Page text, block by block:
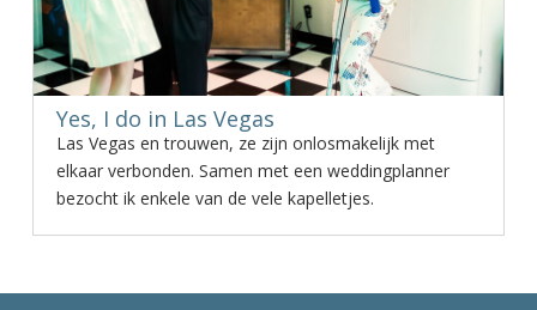
Yes, I do in Las Vegas
Las Vegas en trouwen, ze zijn onlosmakelijk met
elkaar verbonden. Samen met een weddingplanner
bezocht ik enkele van de vele kapelletjes.